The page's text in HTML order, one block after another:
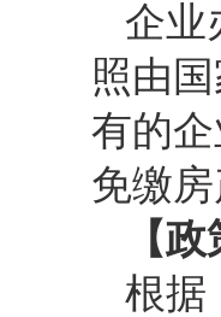
企业
照由
有的
免缴
【
根据